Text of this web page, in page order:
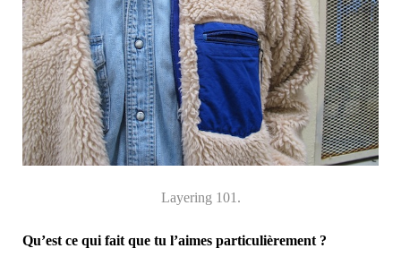
Layering 101.
Qu’est ce qui fait que tu l’aimes particulièrement ?